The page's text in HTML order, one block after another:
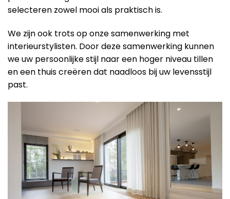
selecteren zowel mooi als praktisch is.
We zijn ook trots op onze samenwerking met
interieurstylisten. Door deze samenwerking kunnen
we uw persoonlijke stijl naar een hoger niveau tillen
en een thuis creëren dat naadloos bij uw levensstijl
past.